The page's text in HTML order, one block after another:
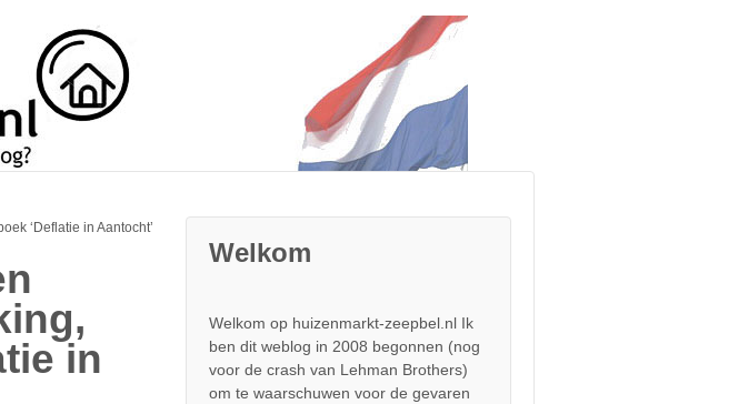
‘Deflatie in Aantocht’
in
Welkom
Welkom op huizenmarkt-zeepbel.nl Ik
ben dit weblog in 2008 begonnen (nog
voor de crash van Lehman Brothers)
om te waarschuwen voor de gevaren